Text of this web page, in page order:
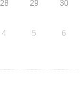
28 29 30
4 5 6